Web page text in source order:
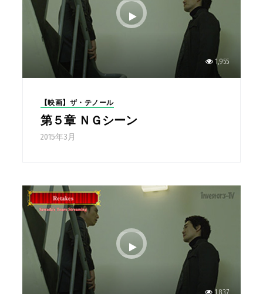
1,955
【映画】ザ・テノール
第５章 ＮＧシーン
2015年3月
1,837